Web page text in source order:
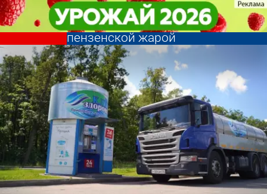
Артезианская вода «Ключ
здоровья» помогает в борьбе с
пензенской жарой
Общество Артезианская вода «Ключ
здоровья» помогает в борьбе с
пензенской жарой
Общество
Другие
новости по
теме
Погода и
курсы валют
в Пензе